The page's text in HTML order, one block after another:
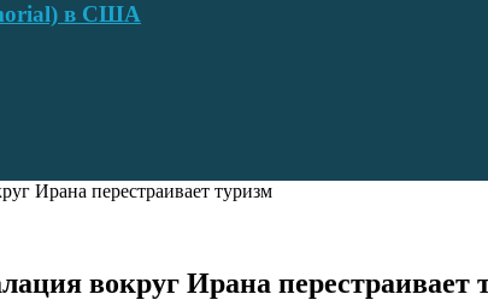
в США
Ирана перестраивает туризм
вокруг Ирана перестраивает